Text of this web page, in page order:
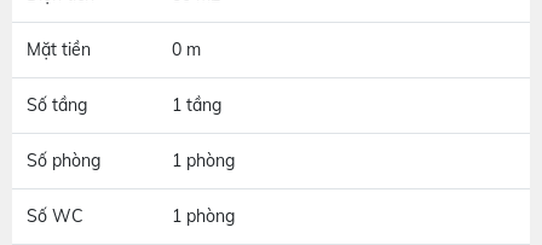
Mặt tiền 0 m
Số tầng 1 tầng
Số phòng 1 phòng
Số WC 1 phòng